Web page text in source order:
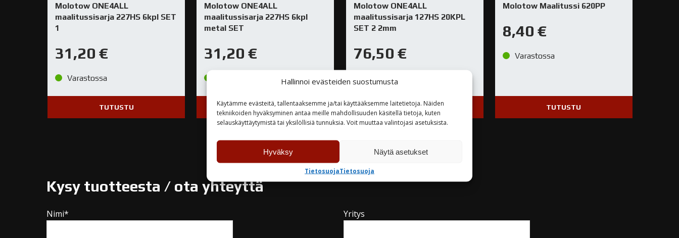
Hallinnoi evästeiden suostumusta
Käytämme evästeitä, tallentaaksemme ja/tai käyttääksemme laitetietoja. Näiden
tekniikoiden hyväksyminen antaa meille mahdollisuuden käsitellä tietoja, kuten
selauskäyttäytymistä tai yksilöllisiä tunnuksia. Voit muuttaa valintojasi asetuksista.
Hyväksy Näytä asetukset
TietosuojaTietosuoja
Molotow ONE4ALL
maalitussisarja 227HS 6kpl SET
1
31,20 €
Varastossa
TUTUSTU
Molotow ONE4ALL
maalitussisarja 227HS 6kpl
metal SET
31,20€
TUTUSTU
Molotow ONE4ALL
maalitussisarja 127HS 20KPL
SET 2 2mm
76,50 €
Varastossa
TUTUSTU
Molotow Maalitussi 620PP
8,40 €
Varastossa
TUTUSTU
Kysy tuotteesta / ota yhteyttä
Nimi* Yritys